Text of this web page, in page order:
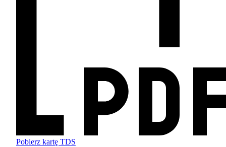
Pobierz kartę TDS